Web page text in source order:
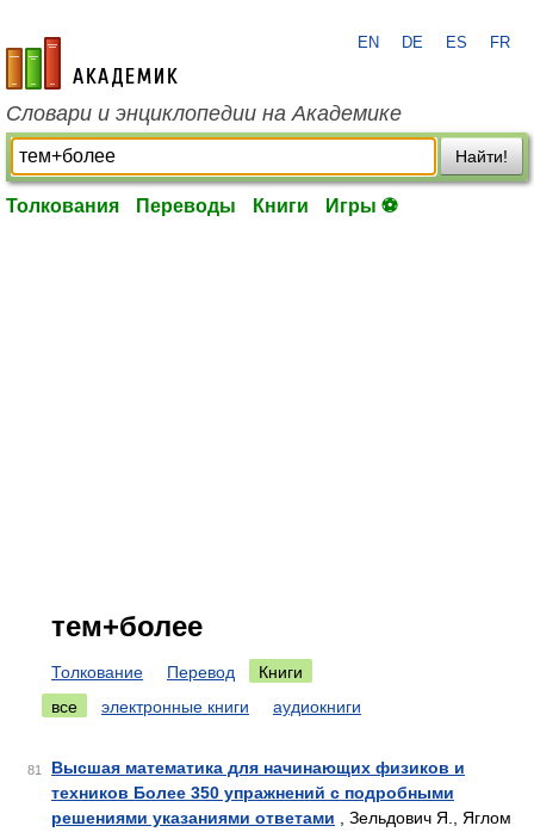
academic.ru
EN DE ES FR
Словари и энциклопедии на Академике
Найти!
Толкования Переводы Книги Игры ⚽
тем+более
Толкование Перевод
Книги
все
электронные книги аудиокниги
81
Высшая математика для начинающих физиков и
техников Более 350 упражнений с подробными
решениями указаниями ответами , Зельдович Я., Яглом